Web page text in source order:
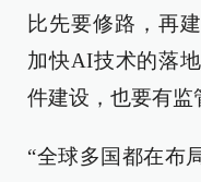
比先要修路，再
加快AI技术的落
件建设，也要有监
“全球多国都在布